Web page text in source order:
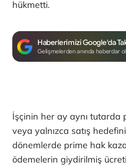
hükmetti.
Haberlerimizi Google'da
Gelişmelerden anında haberdar
İşçinin her ay aynı tutarda
veya yalnızca satış
dönemlerde prime hak
ödemelerin giydirilmiş